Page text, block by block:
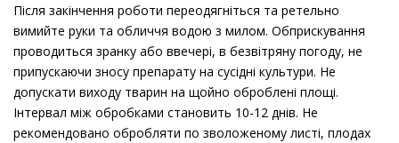
Після закінчення роботи переодягніться та ретельно
вимийте руки та обличчя водою з милом. Обприскування
проводиться зранку або ввечері, в безвітряну погоду, не
припускаючи зносу препарату на сусідні культури. Не
допускати виходу тварин на щойно оброблені площі.
Інтервал між обробками становить 10-12 днів. Не
рекомендовано обробляти по зволоженому листі, плодах